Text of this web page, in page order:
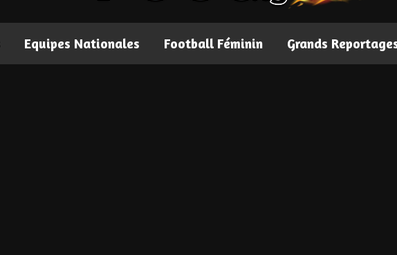
Equipes Nationales Football Féminin Grands